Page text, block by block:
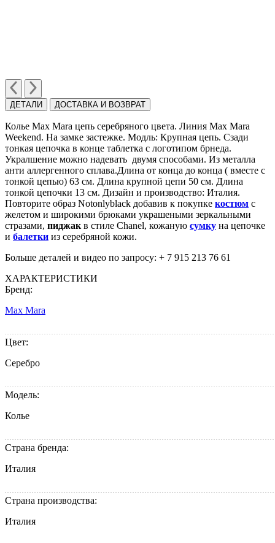
ДЕТАЛИ ДОСТАВКА И ВОЗВРАТ
Колье Max Mara цепь серебряного цвета. Линия Max Mara
Weekend. На замке застежке. Модль: Крупная цепь. Сзади
тонкая цепочка в конце таблетка с логотипом брнеда.
Укралшение можно надевать двумя способами. Из металла
анти аллергенного сплава.Длина от конца до конца ( вместе с
тонкой цепью) 63 cм. Длина крупной цепи 50 см. Длина
тонкой цепочки 13 cм. Дизайн и производство: Италия.
Повторите образ Notonlyblack добавив к покупке костюм с
желетом и широкими брюками украшеными зеркальными
стразами, пиджак в стиле Chanel, кожаную сумку на цепочке
и балетки из серебряной кожи.
Больше деталей и видео по запросу: + 7 915 213 76 61
ХАРАКТЕРИСТИКИ
Бренд:
Max Mara
Цвет:
Серебро
Модель:
Колье
Страна бренда:
Италия
Страна производства:
Италия